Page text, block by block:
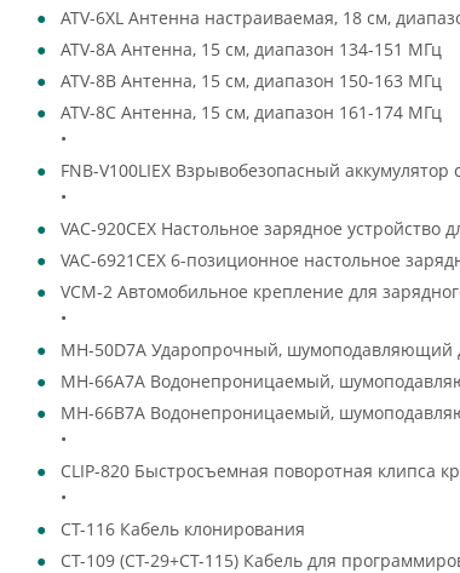
ATV-6XL Антенна настраиваемая, 18 см,
ATV-8A Антенна, 15 см, диапазон 134-151 МГц
ATV-8B Антенна, 15 см, диапазон 150-163 МГц
ATV-8C Антенна, 15 см, диапазон 161-174 МГц
•
FNB-V100LIEX Взрывобезопасный
•
VAC-920CEX Настольное зарядное устройство
VAC-6921CEX 6-позиционное настольное
VCM-2 Автомобильное крепление для
•
MH-50D7A Ударопрочный, шумоподавляющий
MH-66A7A Водонепроницаемый,
MH-66B7A Водонепроницаемый,
•
CLIP-820 Быстросъемная поворотная клипса
•
CT-116 Кабель клонирования
CT-109 (CT-29+CT-115) Кабель для